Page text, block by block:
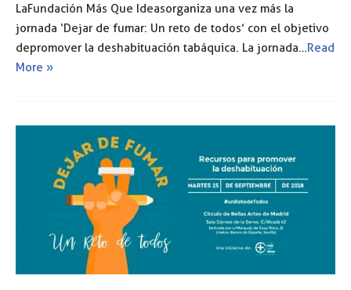
La Fundación Más Que Ideas organiza una vez más la
jornada ‘Dejar de fumar: Un reto de todos’ con el objetivo
de promover la deshabituación tabáquica. La jornada…Read
More »